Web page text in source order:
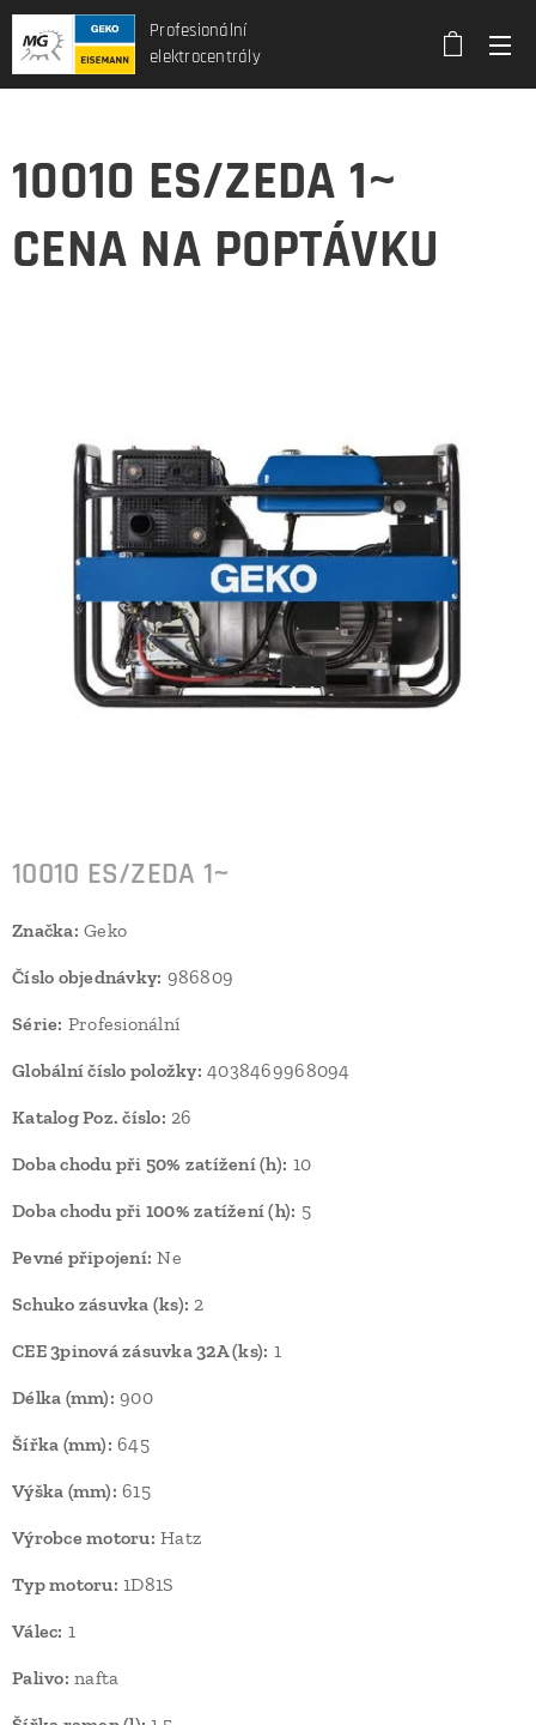
Profesionální
elektrocentrály
10010 ES/ZEDA 1~
CENA NA POPTÁVKU
10010 ES/ZEDA 1~
Značka: Geko
Číslo objednávky: 986809
Série: Profesionální
Globální číslo položky: 4038469968094
Katalog Poz. číslo: 26
Doba chodu při 50% zatížení (h): 10
Doba chodu při 100% zatížení (h): 5
Pevné připojení: Ne
Schuko zásuvka (ks): 2
CEE 3pinová zásuvka 32A (ks): 1
Délka (mm): 900
Šířka (mm): 645
Výška (mm): 615
Výrobce motoru: Hatz
Typ motoru: 1D81S
Válec: 1
Palivo: nafta